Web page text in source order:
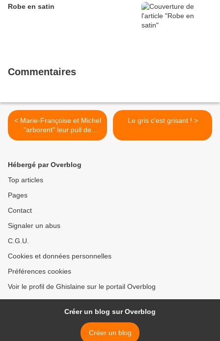
Robe en satin
Commentaires
< Marie-Françoise et Michel
"arborent" leur pull de
champion
Le gris c'est grisant ! >
Hébergé par Overblog
Top articles
Pages
Contact
Signaler un abus
C.G.U.
Cookies et données personnelles
Préférences cookies
Voir le profil de Ghislaine sur le portail Overblog
Créer un blog sur Overblog
Créer un blog